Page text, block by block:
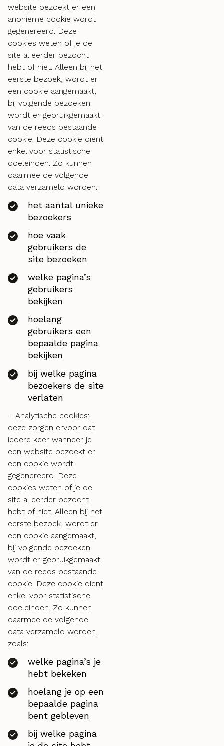
website bezoekt er een
anonieme cookie wordt
gegenereerd. Deze
cookies weten of je de
site al eerder bezocht
hebt of niet. Alleen bij het
eerste bezoek, wordt er
een cookie aangemaakt,
bij volgende bezoeken
wordt er gebruikgemaakt
van de reeds bestaande
cookie. Deze cookie dient
enkel voor statistische
doeleinden. Zo kunnen
daarmee de volgende
data verzameld worden:
het aantal unieke
bezoekers
hoe vaak
gebruikers de
site bezoeken
welke pagina’s
gebruikers
bekijken
hoelang
gebruikers een
bepaalde pagina
bekijken
bij welke pagina
bezoekers de site
verlaten
– Analytische cookies:
deze zorgen ervoor dat
iedere keer wanneer je
een website bezoekt er
een cookie wordt
gegenereerd. Deze
cookies weten of je de
site al eerder bezocht
hebt of niet. Alleen bij het
eerste bezoek, wordt er
een cookie aangemaakt,
bij volgende bezoeken
wordt er gebruikgemaakt
van de reeds bestaande
cookie. Deze cookie dient
enkel voor statistische
doeleinden. Zo kunnen
daarmee de volgende
data verzameld worden,
zoals:
welke pagina’s je
hebt bekeken
hoelang je op een
bepaalde pagina
bent gebleven
bij welke pagina